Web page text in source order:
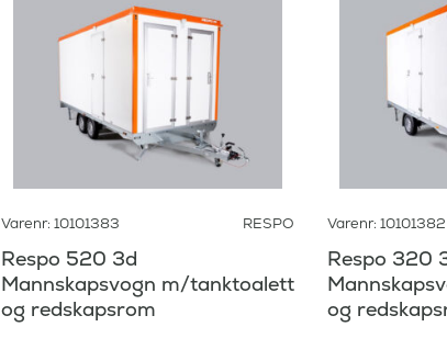
Varenr: 10101383 RESPO
Respo 520 3d
Mannskapsvogn m/tanktoalett
og redskapsrom
Varenr: 10101382
Respo 320
og